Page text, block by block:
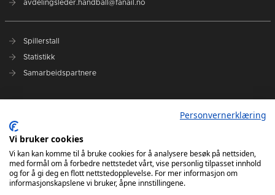
avdelingsleder.handball@fanail.no
Spillerstall
Statistikk
Samarbeidspartnere
Kontakt oss
Elite Camp 2024
Personvernerklæring
Vi bruker cookies
Vi kan kan komme til å bruke cookies for å analysere besøk på nettsiden,
med formål om å forbedre nettstedet vårt, vise personlig tilpasset innhold
og for å gi deg en flott nettstedopplevelse. For mer informasjon om
informasjonskapslene vi bruker, åpne innstillingene.